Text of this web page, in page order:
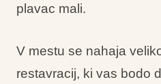
plavac mali.
V mestu se nahaja
restavracij, ki vas bodo